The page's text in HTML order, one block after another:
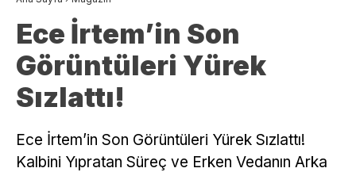
Ece İrtem’in Son
Görüntüleri Yürek
Sızlattı!
Ece İrtem’in Son Görüntüleri Yürek Sızlattı!
Kalbini Yıpratan Süreç ve Erken Vedanın Arka